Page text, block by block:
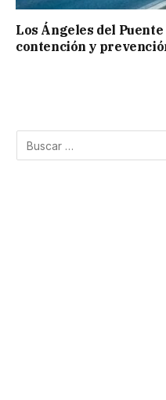
Los Ángeles del
contención y